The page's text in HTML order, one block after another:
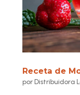
Receta de
porDistribuidora